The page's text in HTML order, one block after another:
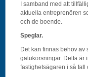
I samband med att
aktuella entreprenören
och de boende.
Speglar.
Det kan finnas behov av
gatukorsningar. Detta är
fastighetsägaren i så fall